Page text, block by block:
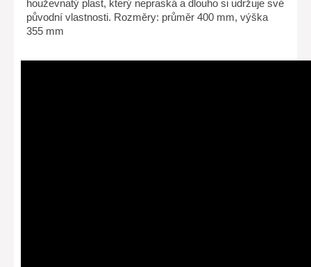
houževnatý plast, který nepraská a dlouho si udržuje své
původní vlastnosti. Rozměry: průměr 400 mm, výška
355 mm